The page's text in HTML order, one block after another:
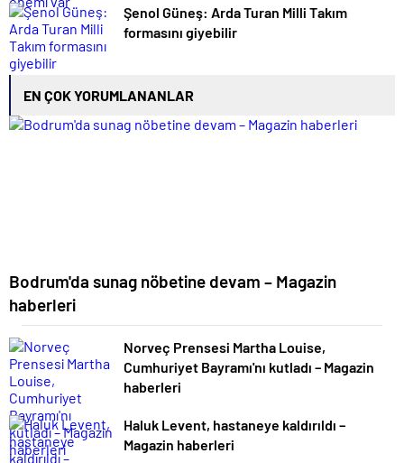
Şenol Güneş: Arda Turan Milli Takım
formasını giyebilir
EN ÇOK YORUMLANANLAR
Bodrum'da sunag nöbetine devam – Magazin
haberleri
Norveç Prensesi Martha Louise,
Cumhuriyet Bayramı'nı kutladı – Magazin
haberleri
Haluk Levent, hastaneye kaldırıldı –
Magazin haberleri